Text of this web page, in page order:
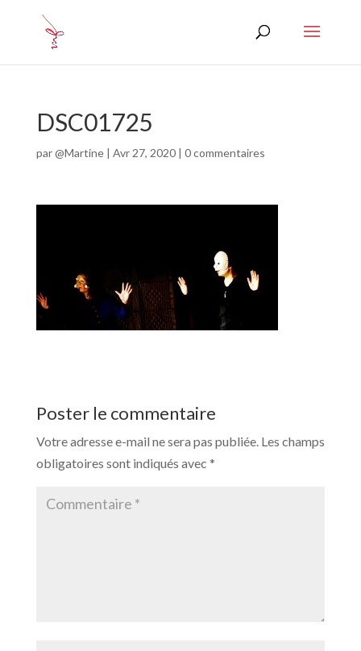
DSC01725
par@Martine| Avr 27, 2020| 0 commentaires
Poster le commentaire
Votre adresse e-mail ne sera pas publiée. Les champs
obligatoires sont indiqués avec *